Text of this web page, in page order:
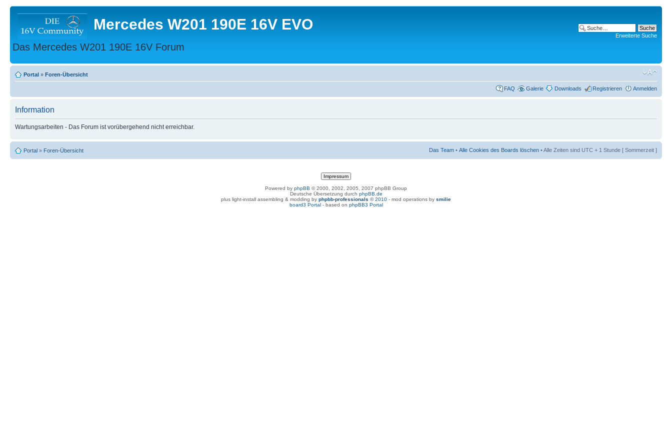
Mercedes W201 190E 16V EVO
Das Mercedes W201 190E 16V Forum
Erweiterte Suche
Portal » Foren-Übersicht
FAQ Galerie Downloads Registrieren Anmelden
Information
Wartungsarbeiten - Das Forum ist vorübergehend nicht erreichbar.
Portal » Foren-Übersicht Das Team • Alle Cookies des Boards löschen • Alle Zeiten sind UTC + 1 Stunde [ Sommerzeit ]
Powered by phpBB © 2000, 2002, 2005, 2007 phpBB Group
Deutsche Übersetzung durch phpBB.de
plus light-install assembling & modding by phpbb-professionals © 2010 - mod operations by smilie
board3 Portal- based on phpBB3 Portal